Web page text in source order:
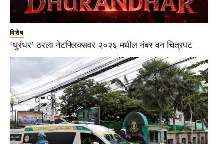
विशेष
‘धुरंधर’ ठरला नेटफ्लिक्सवर २०२६ मधील नंबर वन चित्रपट